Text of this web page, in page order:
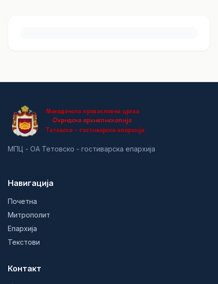
МПЦ - ОА Тетовско - гостиварска епархија
Навигација
Почетна
Митрополит
Епархија
Текстови
Контакт